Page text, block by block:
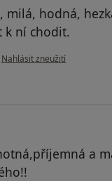
milá, hodná,
k ní chodit.
podle názoru uživatele
Nahlásit zneužití
a